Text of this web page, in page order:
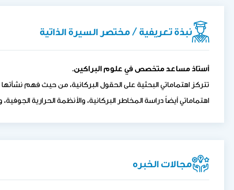
نبذة تعريفية / مختصر السيرة الذاتية
أستاذ مساعد متخصص في علوم البراكين.
تتركز اهتماماتي البحثية على الحقول البركانية، من حيث فهم
اهتماماتي أيضاً دراسة المخاطر البركانية، والأنظمة الحرارية
مجالات الخبره